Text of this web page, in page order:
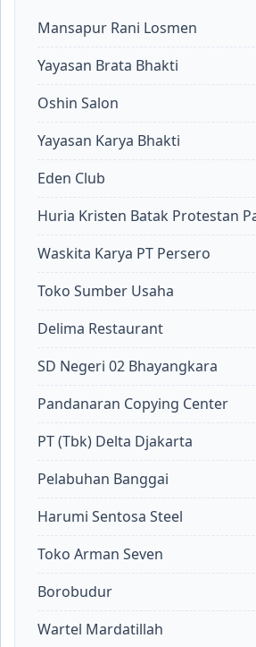
Mansapur Rani Losmen
Yayasan Brata Bhakti
Oshin Salon
Yayasan Karya Bhakti
Eden Club
Huria Kristen Batak Protestan
Waskita Karya PT Persero
Toko Sumber Usaha
Delima Restaurant
SD Negeri 02 Bhayangkara
Pandanaran Copying Center
PT (Tbk) Delta Djakarta
Pelabuhan Banggai
Harumi Sentosa Steel
Toko Arman Seven
Borobudur
Wartel Mardatillah